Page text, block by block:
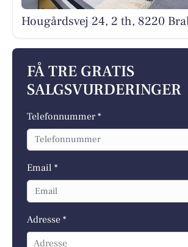
Hougårdsvej 24, 2 th, 8220
FÅ TRE GRATIS
SALGSVURDERINGER
Telefonnummer *
Email *
Adresse *
Adresse